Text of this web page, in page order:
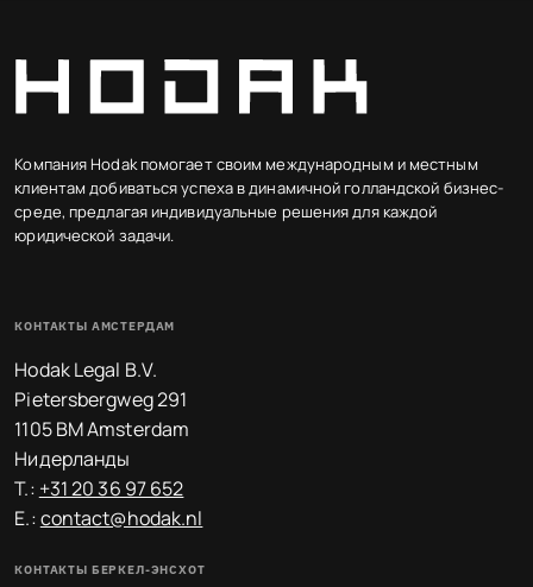
Компания Hodak помогает своим международным и местным
клиентам добиваться успеха в динамичной голландской бизнес-
среде, предлагая индивидуальные решения для каждой
юридической задачи.
КОНТАКТЫ АМСТЕРДАМ
Hodak Legal B.V.
Pietersbergweg 291
1105 BM Amsterdam
Нидерланды
T.: +31 20 36 97 652
E.:contact@hodak.nl
КОНТАКТЫ БЕРКЕЛ-ЭНСХОТ